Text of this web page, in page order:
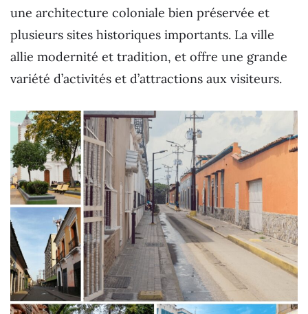
une architecture coloniale bien préservée et
plusieurs sites historiques importants. La ville
allie modernité et tradition, et offre une grande
variété d’activités et d’attractions aux visiteurs.